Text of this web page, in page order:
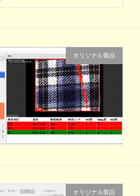
オリジナル製品
オリジナル製品